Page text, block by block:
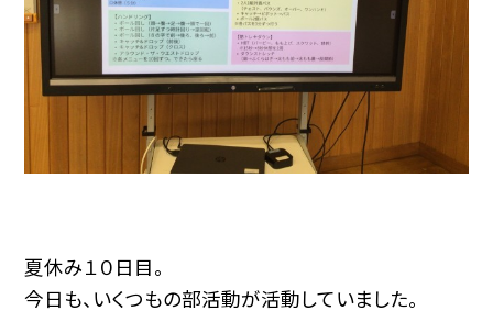
夏休み１０日目。
今日も、いくつもの部活動が活動していました。